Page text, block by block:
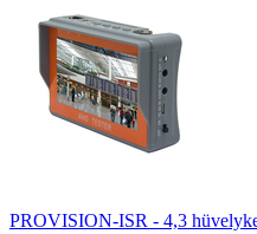
PROVISION-ISR - 4,3